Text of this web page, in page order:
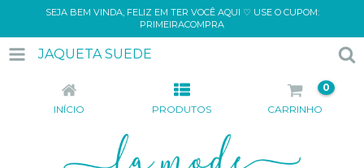
SEJA BEM VINDA, FELIZ EM TER VOCÊ AQUI ♡ USE O CUPOM:
PRIMEIRACOMPRA
JAQUETA SUEDE
INÍCIO PRODUTOS CARRINHO
0